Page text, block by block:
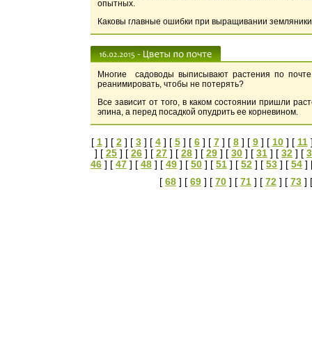
опытных.
Каковы главные ошибки при выращивании
Многие садоводы выписывают растения по
реанимировать, чтобы не потерять?
Все зависит от того, в каком состоянии пришли
эпина, а перед посадкой опудрить ее корневином.
[ 1] [ 2] [ 3] [ 4] [ 5] [ 6] [ 7] [ 8] [ 9] [ 10] [ 11
] [ 25 ] [ 26 ] [ 27 ] [ 28 ] [ 29 ] [ 30 ] [ 31 ] [ 32 ] [
46 ] [ 47 ] [ 48 ] [ 49 ] [ 50 ] [ 51 ] [ 52 ] [ 53 ] [ 54 ]
[ 68 ] [ 69 ] [ 70 ] [ 71 ] [ 72 ] [ 73 ]